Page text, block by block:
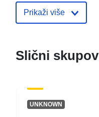
Prikaži više
Slični
UNKNOWN